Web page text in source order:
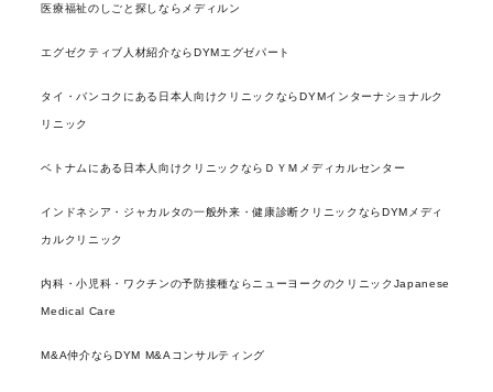
医療福祉のしごと探しならメディルン
エグゼクティブ人材紹介ならDYMエグゼパート
タイ・バンコクにある日本人向けクリニックならDYMインターナショナルク
リニック
ベトナムにある日本人向けクリニックならＤＹＭメディカルセンター
インドネシア・ジャカルタの一般外来・健康診断クリニックならDYMメディ
カルクリニック
内科・小児科・ワクチンの予防接種ならニューヨークのクリニックJapanese
Medical Care
M&A仲介ならDYM M&Aコンサルティング